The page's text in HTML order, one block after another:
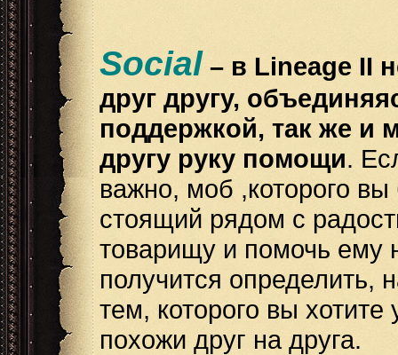
Social – в Lineage II
друг другу,
поддержкой, так же и
другу руку помощи.
важно, моб ,которого
стоящий рядом с
товарищу и помочь ему
получится определить,
тем, которого вы
похожи друг на друга.